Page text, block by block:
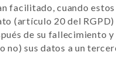
facilitado, cuando
(artículo 20 del RGPD)
de su fallecimiento y
no) sus datos a un